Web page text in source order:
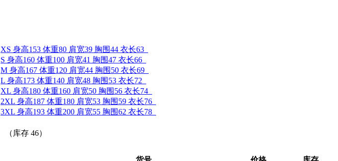
XS 身高153 体重80 肩宽39 胸围44 衣长63
S 身高160 体重100 肩宽41 胸围47 衣长66
M 身高167 体重120 肩宽44 胸围50 衣长69
L 身高173 体重140 肩宽48 胸围53 衣长72
XL 身高180 体重160 肩宽50 胸围56 衣长74
2XL 身高187 体重180 肩宽53 胸围59 衣长76
3XL 身高193 体重200 肩宽55 胸围62 衣长78
（库存 46）